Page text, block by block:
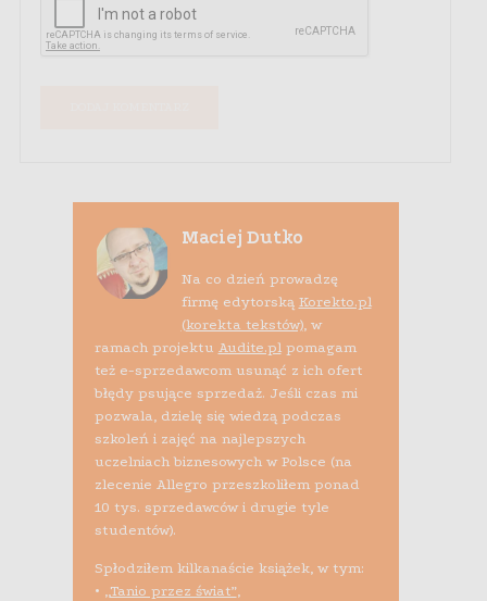
Maciej Dutko
Na co dzień prowadzę
firmę edytorską Korekto.pl
(korekta tekstów), w
ramach projektu Audite.plpomagam
też e-sprzedawcom usunąć z ich ofert
błędy psujące sprzedaż. Jeśli czas mi
pozwala, dzielę się wiedzą podczas
szkoleń i zajęć na najlepszych
uczelniach biznesowych w Polsce (na
zlecenie Allegro przeszkoliłem ponad
10 tys. sprzedawców i drugie tyle
studentów).
Spłodziłem kilkanaście książek, w tym:
• „Tanio przez świat”,